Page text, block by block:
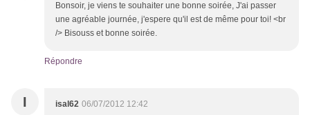
Bonsoir, je viens te souhaiter une bonne soirée, J'ai passer
une agréable journée, j'espere qu'il est de même pour toi! <br
/> Bisouss et bonne soirée.
Répondre
I isal62 06/07/2012 12:42